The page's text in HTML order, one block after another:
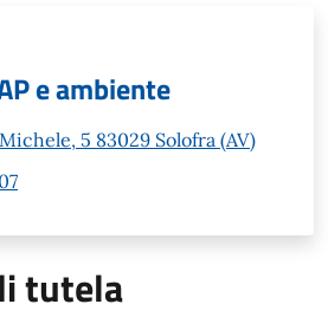
e ambiente
5 83029 Solofra (AV)
tutela